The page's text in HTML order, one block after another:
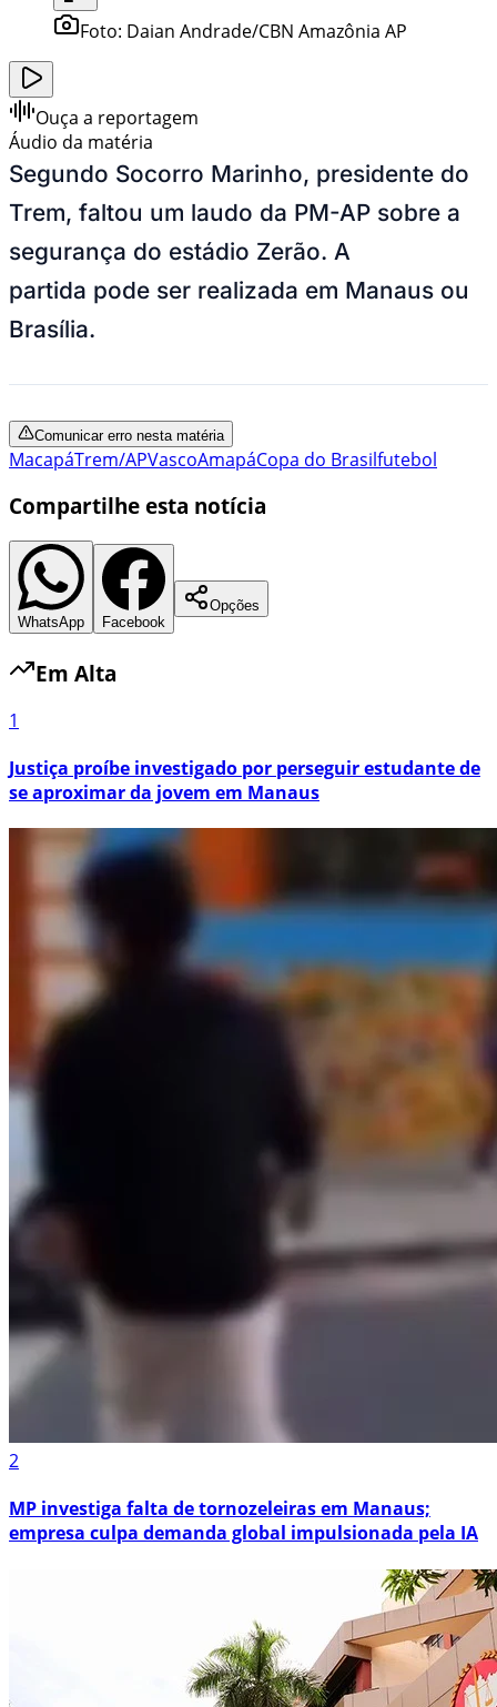
Foto: Daian Andrade/CBN Amazônia AP
Ouça a reportagem
Áudio da matéria
Segundo Socorro Marinho, presidente do
Trem, faltou um laudo da PM-AP sobre a
segurança do estádio Zerão. A
partida pode ser realizada em Manaus ou
Brasília.
Comunicar erro nesta matéria
MacapáTrem/APVascoAmapáCopa do Brasilfutebol
Compartilhe esta notícia
WhatsApp Facebook
Opções
Leia Também
Ver mais
macapa
CBN Veja Bem : Cirurgia de Pálpebras ,
quando e por quê realizar ?
Ler matéria
macapa
CBN Startups:Transformação digital com as
startups
Ler matéria
macapa
CBN Radar do Comércio : Sesc Verão 2024
macapa
CBN Saúde em Sintonia: A importância da
Fonoaudiologia
Ler matéria
Em Alta
Justiça proíbe investigado por perseguir estudante de